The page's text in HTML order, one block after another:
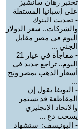
تختبر رهان سانشيز
على إسبانيا المستقلة
- تحديث البنوك
والشركات.. سعر الدولار
اليوم في مصر مقابل
الجني ...
-
مفاجأة في عيار 21
اليوم.. تراجع جديد في
أسعار الذهب بمصر وتح
...
- اليويفا يقول إن
المقاطعة قد تستمر
والاتحاد الإنجليزي
يسحب دع ...
- اليونيسف: استشهاد